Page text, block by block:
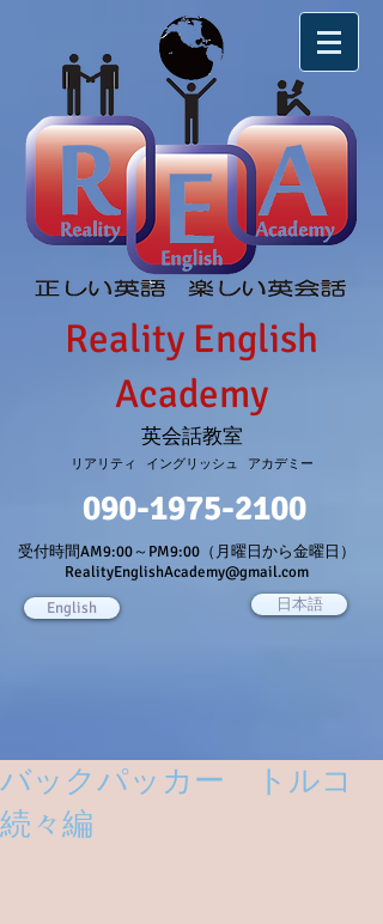
Reality English
Academy
英会話教室
リアリティ イングリッシュ アカデミー
090-1975-2100
受付時間AM9:00～PM9:00（月曜日から金曜日）
RealityEnglishAcademy@gmail.com
English
日本語
バックパッカー トルコ
続々編